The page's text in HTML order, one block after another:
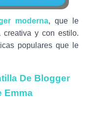
moderna, que le
creativa y con estilo.
populares que le
De Blogger
Emma